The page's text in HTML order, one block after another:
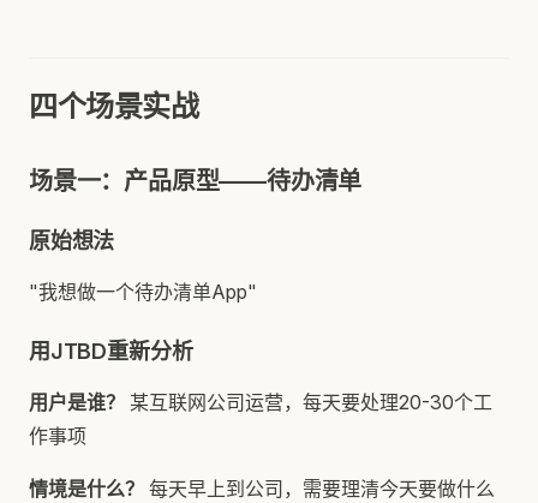
四个场景实战
场景一：产品原型——待办清单
原始想法
"我想做一个待办清单App"
用JTBD重新分析
用户是谁？
某互联网公司运营，每天要处理20-30个工
作事项
情境是什么？ 每天早上到公司，需要理清今天要做什么